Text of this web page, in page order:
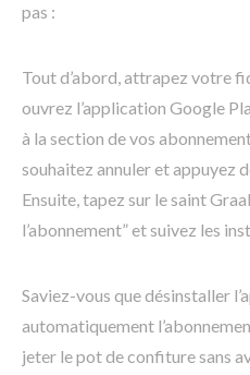
pas :
Tout d’abord, attrapez votre
ouvrez l’application Google
à la section de vos
souhaitez annuler et appuyez
Ensuite, tapez sur le saint
l’abonnement” et suivez les
Saviez-vous que désinstaller
automatiquement
jeter le pot de confiture sans